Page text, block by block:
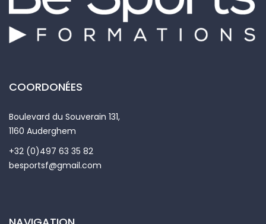
COORDONÉES
Boulevard du Souverain 131,
1160 Auderghem
+32 (0)497 63 35 82
besportsf@gmail.com